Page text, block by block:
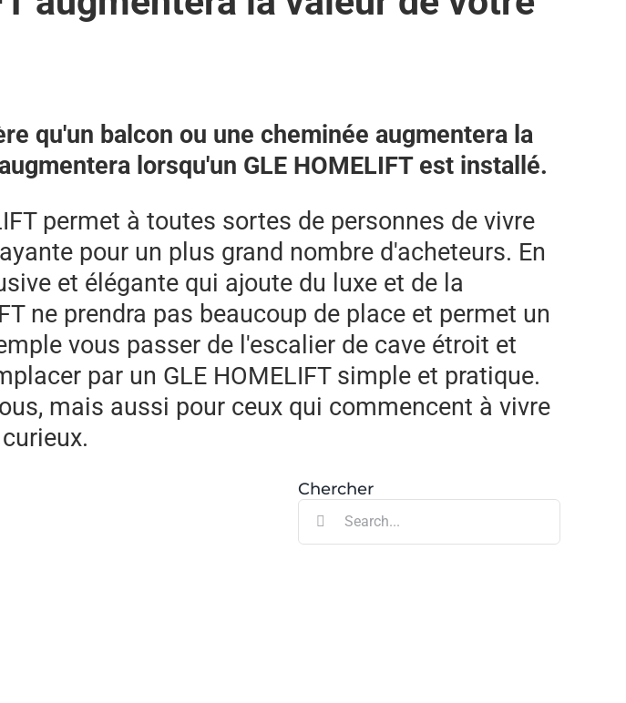
qu'un balcon ou une cheminée augmentera la
lorsqu'un GLE HOMELIFT est installé.
permet à toutes sortes de personnes de vivre
pour un plus grand nombre d'acheteurs. En
et élégante qui ajoute du luxe et de la
ne prendra pas beaucoup de place et permet un
vous passer de l'escalier de cave étroit et
par un GLE HOMELIFT simple et pratique.
mais aussi pour ceux qui commencent à vivre
Chercher
Search
for: